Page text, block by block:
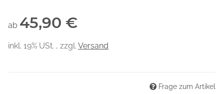
ab 45,90 €
inkl. 19% USt. , zzgl. Versand
Frage zum Artikel